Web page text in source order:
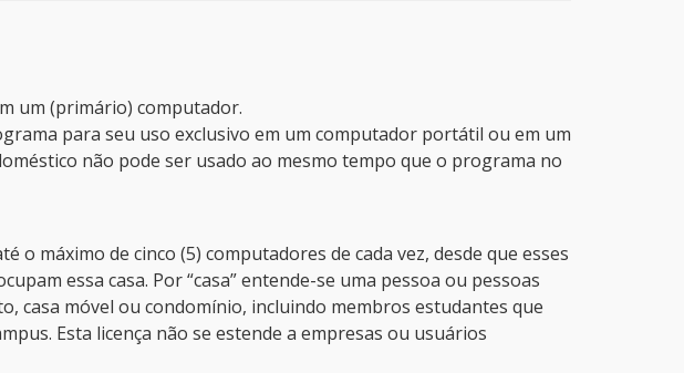
um (primário) computador.
para seu uso exclusivo em um computador portátil ou em um
não pode ser usado ao mesmo tempo que o programa no
o máximo de cinco (5) computadores de cada vez, desde que esses
essa casa. Por “casa” entende-se uma pessoa ou pessoas
casa móvel ou condomínio, incluindo membros estudantes que
Esta licença não se estende a empresas ou usuários